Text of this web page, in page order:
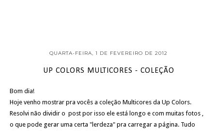
QUARTA-FEIRA, 1 DE FEVEREIRO DE 2012
UP COLORS MULTICORES - COLEÇÃO
Bom dia!
Hoje venho mostrar pra vocês a coleção Multicores da Up Colors.
Resolvi não dividir o post por isso ele está longo e com muitas fotos ,
o que pode gerar uma certa "lerdeza" pra carregar a página. Tudo